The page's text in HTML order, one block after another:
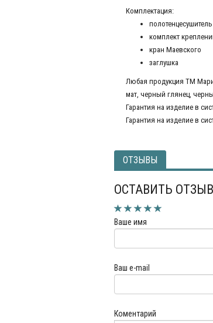
Комплектация:
полотенцесушитель
комплект
кран Маевского
заглушка
Любая продукция ТМ
мат, черный глянец,
Гарантия на изделие в
Гарантия на изделие в
ОТЗЫВЫ
ОСТАВИТЬ ОТЗЫВ
Ваше имя
Ваш e-mail
Коментарий